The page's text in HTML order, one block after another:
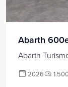
Abarth
Abarth
2026